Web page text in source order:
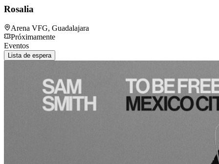
Rosalia
Arena VFG, Guadalajara
Próximamente
Eventos
Lista de espera